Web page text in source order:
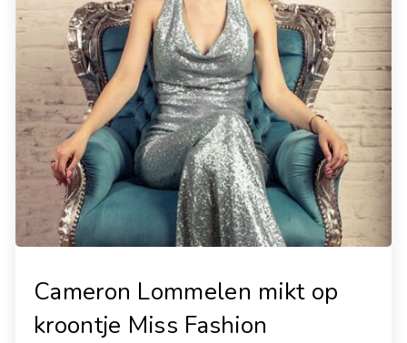
Cameron Lommelen mikt op
kroontje Miss Fashion